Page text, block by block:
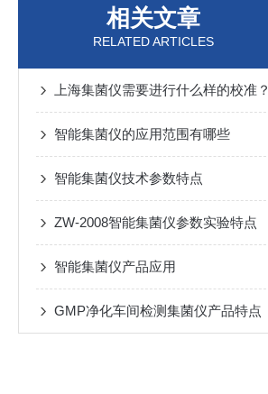
相关文章
RELATED ARTICLES
上海集菌仪需要进行什么样的校准？
智能集菌仪的应用范围有哪些
智能集菌仪技术参数特点
ZW-2008智能集菌仪参数实验特点
智能集菌仪产品应用
GMP净化车间检测集菌仪产品特点